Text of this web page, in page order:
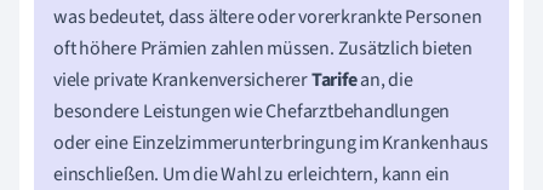
was bedeutet, dass ältere oder vorerkrankte Personen
oft höhere Prämien zahlen müssen. Zusätzlich bieten
viele private KrankenversichererTarifean, die
besondere Leistungen wie Chefarztbehandlungen
oder eine Einzelzimmerunterbringung im Krankenhaus
einschließen. Um die Wahl zu erleichtern, kann ein